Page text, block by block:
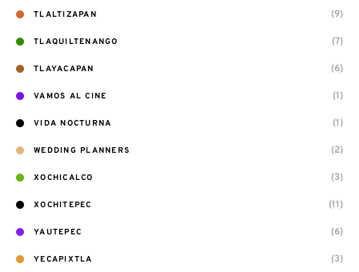
TLALTIZAPAN (9)
TLAQUILTENANGO (7)
TLAYACAPAN (6)
VAMOS AL CINE (1)
VIDA NOCTURNA (1)
WEDDING PLANNERS (2)
XOCHICALCO (3)
XOCHITEPEC (11)
YAUTEPEC (6)
YECAPIXTLA (3)